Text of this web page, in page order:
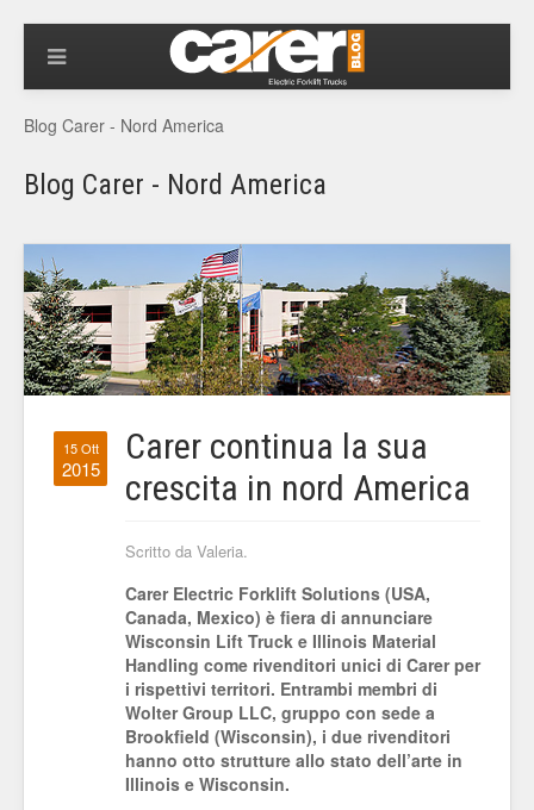
Blog Carer - Nord America
Blog Carer - Nord America
15 Ott
2015
Carer continua la sua
crescita in nord America
Scritto da Valeria.
Carer Electric Forklift Solutions (USA,
Canada, Mexico) è fiera di annunciare
Wisconsin Lift Truck e Illinois Material
Handling come rivenditori unici di Carer per
i rispettivi territori. Entrambi membri di
Wolter Group LLC, gruppo con sede a
Brookfield (Wisconsin), i due rivenditori
hanno otto strutture allo stato dell’arte in
Illinois e Wisconsin.